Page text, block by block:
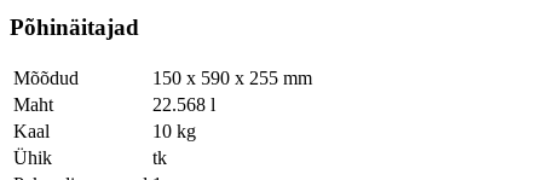
Põhinäitajad
Mõõdud
150 x 590 x 255 mm
Maht
22.568 l
Kaal
10 kg
Ühik
tk